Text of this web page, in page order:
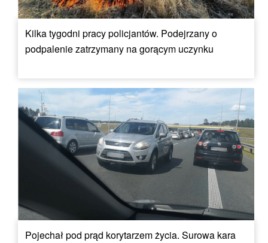
Kilka tygodni pracy policjantów. Podejrzany o
podpalenie zatrzymany na gorącym uczynku
Pojechał pod prąd korytarzem życia. Surowa kara